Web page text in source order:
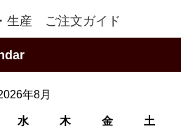
生産 ご注文ガイド
年8月
水 木 金 土